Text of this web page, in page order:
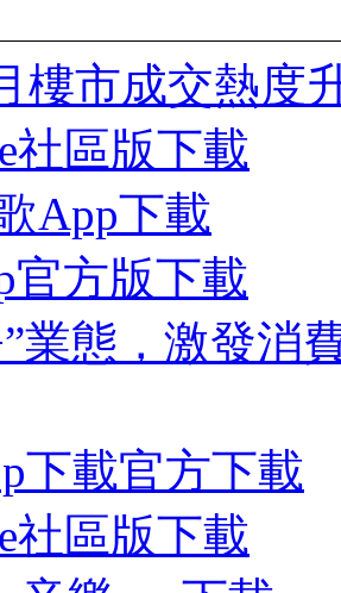
樓市成交熱度
社區版下載
App下載
官方版下載
業態，激發消
下載官方下載
社區版下載